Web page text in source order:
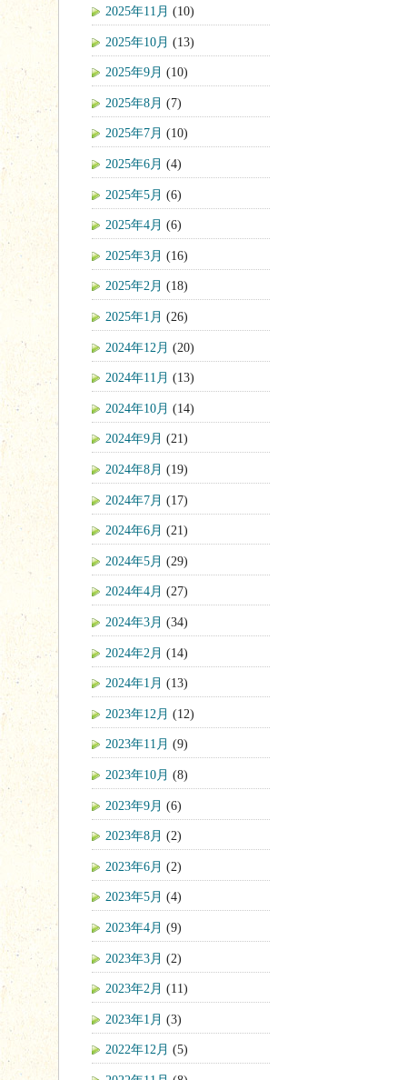
2025年11月 (10)
2025年10月 (13)
2025年9月 (10)
2025年8月 (7)
2025年7月 (10)
2025年6月 (4)
2025年5月 (6)
2025年4月 (6)
2025年3月 (16)
2025年2月 (18)
2025年1月 (26)
2024年12月 (20)
2024年11月 (13)
2024年10月 (14)
2024年9月 (21)
2024年8月 (19)
2024年7月 (17)
2024年6月 (21)
2024年5月 (29)
2024年4月 (27)
2024年3月 (34)
2024年2月 (14)
2024年1月 (13)
2023年12月 (12)
2023年11月 (9)
2023年10月 (8)
2023年9月 (6)
2023年8月 (2)
2023年6月 (2)
2023年5月 (4)
2023年4月 (9)
2023年3月 (2)
2023年2月 (11)
2023年1月 (3)
2022年12月 (5)